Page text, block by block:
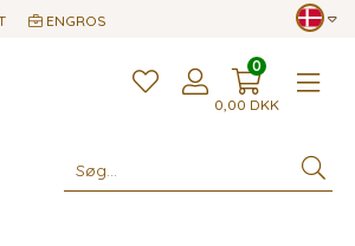
ENGROS
0,00 DKK
0